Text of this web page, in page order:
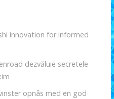
innovation for informed
dezvăluie secretele
opnås med en god